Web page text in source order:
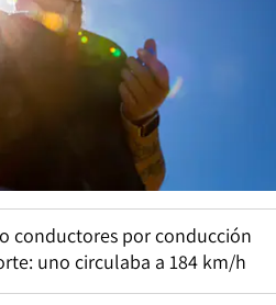
conductores por conducción
uno circulaba a 184 km/h